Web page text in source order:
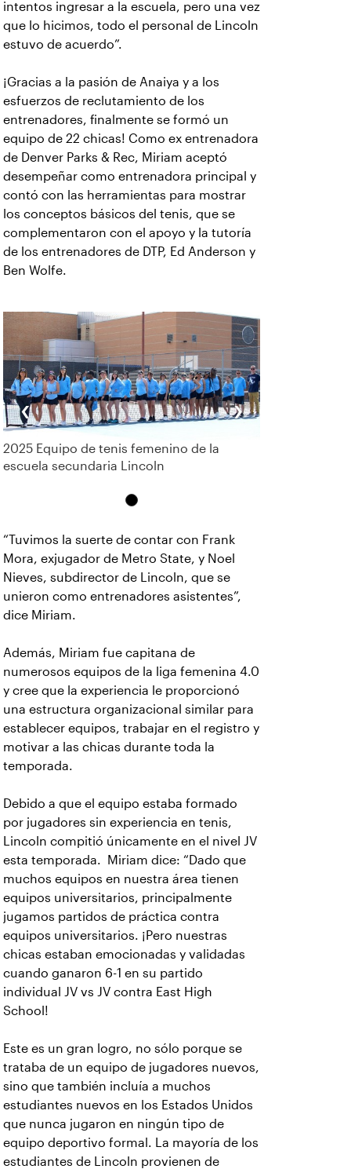
intentos ingresar a la escuela, pero una vez
que lo hicimos, todo el personal de Lincoln
estuvo de acuerdo”.
¡Gracias a la pasión de Anaiya y a los
esfuerzos de reclutamiento de los
entrenadores, finalmente se formó un
equipo de 22 chicas! Como ex entrenadora
de Denver Parks & Rec, Miriam aceptó
desempeñar como entrenadora principal y
contó con las herramientas para mostrar
los conceptos básicos del tenis, que se
complementaron con el apoyo y la tutoría
de los entrenadores de DTP, Ed Anderson y
Ben Wolfe.
‹
2025 Equipo de tenis femenino de la
escuela secundaria Lincoln
›
“Tuvimos la suerte de contar con Frank
Mora, exjugador de Metro State, y Noel
Nieves, subdirector de Lincoln, que se
unieron como entrenadores asistentes”,
dice Miriam.
Además, Miriam fue capitana de
numerosos equipos de la liga femenina 4.0
y cree que la experiencia le proporcionó
una estructura organizacional similar para
establecer equipos, trabajar en el registro y
motivar a las chicas durante toda la
temporada.
Debido a que el equipo estaba formado
por jugadores sin experiencia en tenis,
Lincoln compitió únicamente en el nivel JV
esta temporada. Miriam dice: “Dado que
muchos equipos en nuestra área tienen
equipos universitarios, principalmente
jugamos partidos de práctica contra
equipos universitarios. ¡Pero nuestras
chicas estaban emocionadas y validadas
cuando ganaron 6-1 en su partido
individual JV vs JV contra East High
School!
Este es un gran logro, no sólo porque se
trataba de un equipo de jugadores nuevos,
sino que también incluía a muchos
estudiantes nuevos en los Estados Unidos
que nunca jugaron en ningún tipo de
equipo deportivo formal. La mayoría de los
estudiantes de Lincoln provienen de